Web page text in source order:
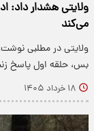
ولایتی هشدار داد:
می‌کند
ولایتی در مطلبی
بس، حلقه اول پاسخ
۱۸ خرداد ۱۴۰۵